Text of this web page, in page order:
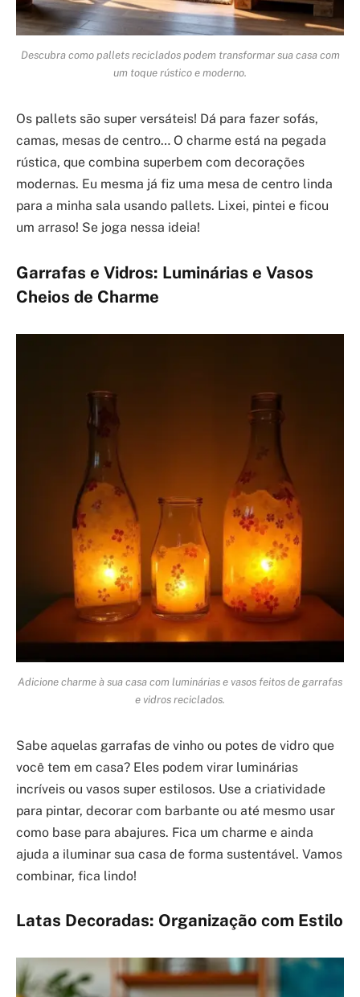
Descubra como pallets reciclados podem transformar sua casa com
um toque rústico e moderno.
Os pallets são super versáteis! Dá para fazer sofás,
camas, mesas de centro… O charme está na pegada
rústica, que combina superbem com decorações
modernas. Eu mesma já fiz uma mesa de centro linda
para a minha sala usando pallets. Lixei, pintei e ficou
um arraso! Se joga nessa ideia!
Garrafas e Vidros: Luminárias e Vasos
Cheios de Charme
Adicione charme à sua casa com luminárias e vasos feitos de garrafas
e vidros reciclados.
Sabe aquelas garrafas de vinho ou potes de vidro que
você tem em casa? Eles podem virar luminárias
incríveis ou vasos super estilosos. Use a criatividade
para pintar, decorar com barbante ou até mesmo usar
como base para abajures. Fica um charme e ainda
ajuda a iluminar sua casa de forma sustentável. Vamos
combinar, fica lindo!
Latas Decoradas: Organização com Estilo